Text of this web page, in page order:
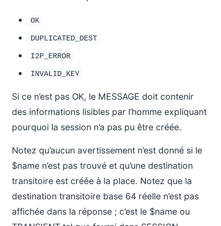
OK
DUPLICATED_DEST
I2P_ERROR
INVALID_KEY
Si ce n’est pas OK, le MESSAGE doit contenir
des informations lisibles par l’homme expliquant
pourquoi la session n’a pas pu être créée.
Notez qu’aucun avertissement n’est donné si le
$name n’est pas trouvé et qu’une destination
transitoire est créée à la place. Notez que la
destination transitoire base 64 réelle n’est pas
affichée dans la réponse ; c’est le $name ou